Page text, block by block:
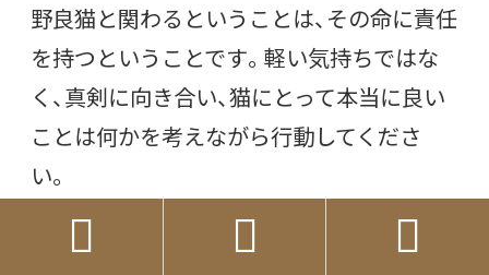
野良猫と関わるということは、その命に責任
を持つということです。軽い気持ちではな
く、真剣に向き合い、猫にとって本当に良い
ことは何かを考えながら行動してくださ
い。
あなたの優しさが、正しい形で猫たちに届く
ことを願っています。
  